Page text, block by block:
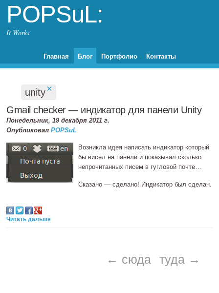
POPSuL:
It Works
Главная Блог Портфолио Контакты
unity×
Gmail checker — индикатор для панели Unity
Понедельник, 19 декабря 2011 г.
ОпубликовалPOPSuL
Возникла идея написать индикатор который
бы висел на панели и показывал сколько
непрочитанных писем в гугловой почте…
Сказано — сделано! Индикатор был сделан.
Читать дальше
← сюда туда →